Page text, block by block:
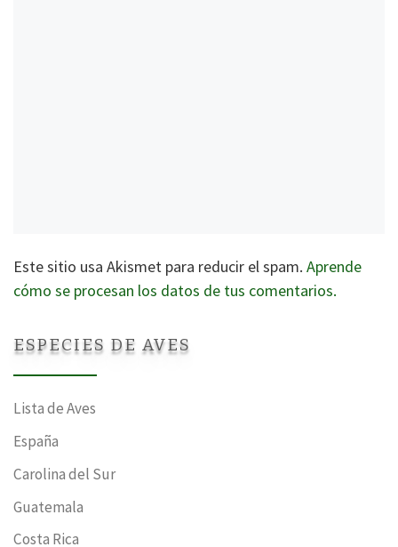
Este sitio usa Akismet para reducir el spam. Aprende
cómo se procesan los datos de tus comentarios.
ESPECIES DE AVES
Lista de Aves
España
Carolina del Sur
Guatemala
Costa Rica